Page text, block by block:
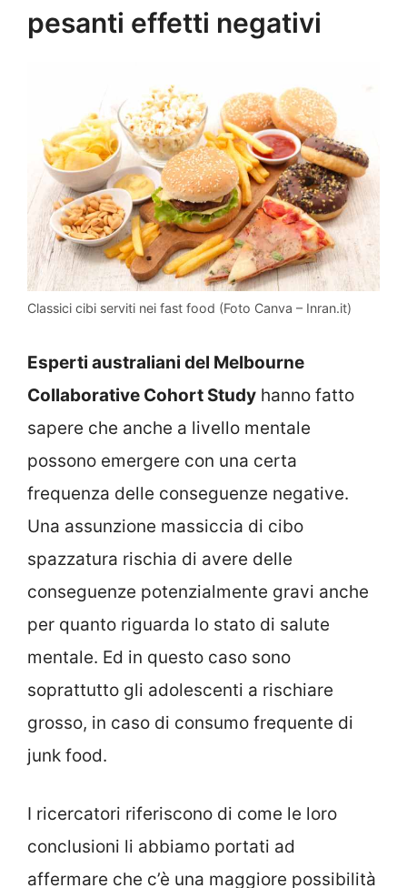
pesanti effetti negativi
Classici cibi serviti nei fast food (Foto Canva – Inran.it)
Esperti australiani del Melbourne
Collaborative Cohort Study hanno fatto
sapere che anche a livello mentale
possono emergere con una certa
frequenza delle conseguenze negative.
Una assunzione massiccia di cibo
spazzatura rischia di avere delle
conseguenze potenzialmente gravi anche
per quanto riguarda lo stato di salute
mentale. Ed in questo caso sono
soprattutto gli adolescenti a rischiare
grosso, in caso di consumo frequente di
junk food.
I ricercatori riferiscono di come le loro
conclusioni li abbiamo portati ad
affermare che c’è una maggiore possibilità